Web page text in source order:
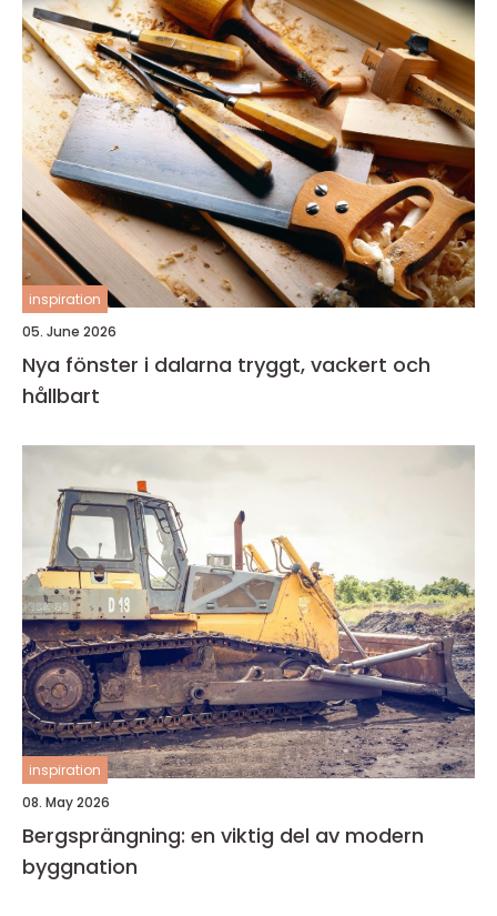
inspiration
05. June 2026
Nya fönster i dalarna tryggt, vackert och
hållbart
inspiration
08. May 2026
Bergsprängning: en viktig del av modern
byggnation